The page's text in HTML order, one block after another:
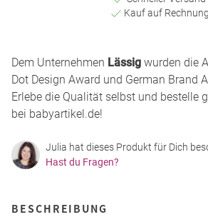
Kauf auf Rechnung
Dem Unternehmen Lässig wurden die
Dot Design Award und German Brand
Erlebe die Qualität selbst und bestelle
bei babyartikel.de!
Julia hat dieses Produkt für Dich
Hast du Fragen?
BESCHREIBUNG